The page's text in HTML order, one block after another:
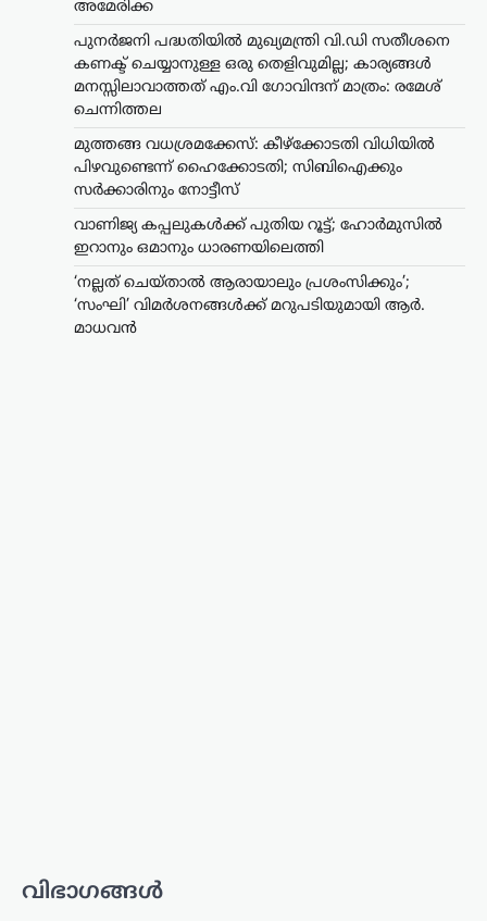
അമേരിക്ക
പുനർജനി പദ്ധതിയിൽ മുഖ്യമന്ത്രി വി.ഡി സതീശനെ
കണക്ട് ചെയ്യാനുള്ള ഒരു തെളിവുമില്ല; കാര്യങ്ങൾ
മനസ്സിലാവാത്തത് എം.വി ഗോവിന്ദന് മാത്രം: രമേശ്
ചെന്നിത്തല
മുത്തങ്ങ വധശ്രമക്കേസ്: കീഴ്‌ക്കോടതി വിധിയിൽ
പിഴവുണ്ടെന്ന് ഹൈക്കോടതി; സിബിഐക്കും
സർക്കാരിനും നോട്ടീസ്
വാണിജ്യ കപ്പലുകൾക്ക് പുതിയ റൂട്ട്; ഹോർമുസിൽ
ഇറാനും ഒമാനും ധാരണയിലെത്തി
‘നല്ലത് ചെയ്താൽ ആരായാലും പ്രശംസിക്കും’;
‘സംഘി’ വിമർശനങ്ങൾക്ക് മറുപടിയുമായി ആർ.
മാധവൻ
വിഭാഗങ്ങൾഅന്താരാഷ്ട്രം